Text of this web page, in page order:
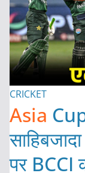
CRICKET
Asia
पर BCCI